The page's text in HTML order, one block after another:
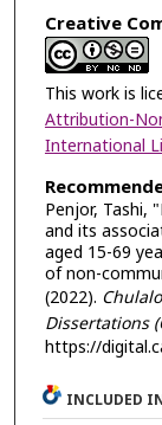
Creative
This work is
Attribution-
International
Penjor, Tashi,
and its
aged 15-69
of non-
(2022).
Dissertations
https://
INCLUDED